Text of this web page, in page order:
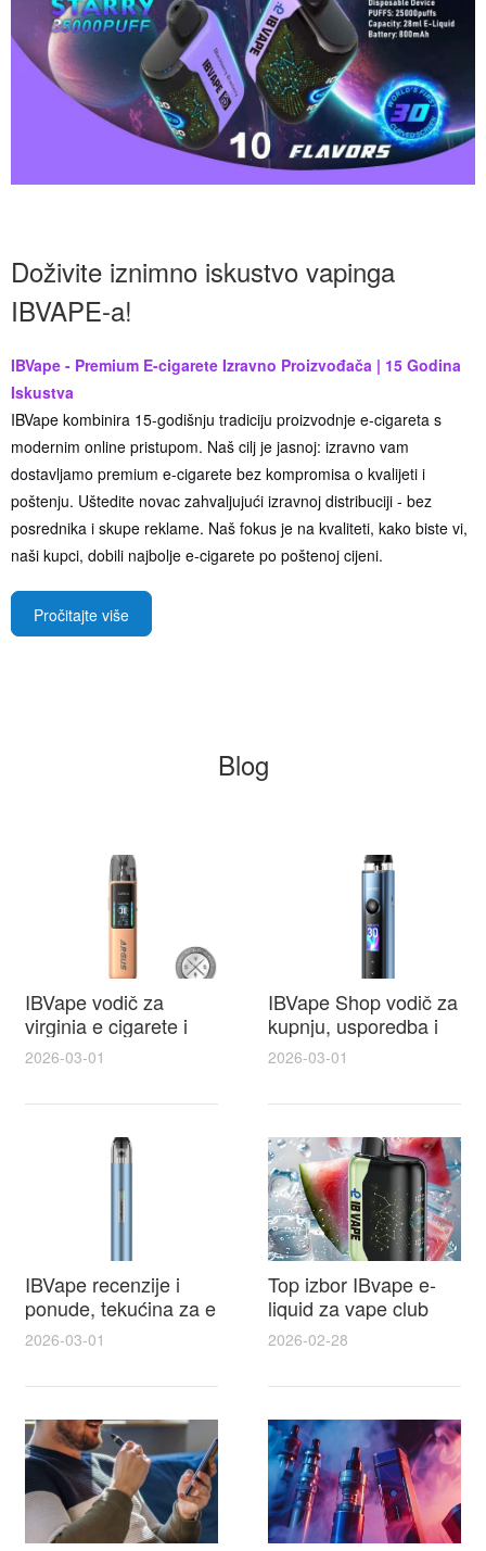
Doživite iznimno iskustvo vapinga
IBVAPE-a!
IBVape - Premium E-cigarete Izravno Proizvođača | 15 Godina
Iskustva
IBVape kombinira 15-godišnju tradiciju proizvodnje e-cigareta s
modernim online pristupom. Naš cilj je jasnoj: izravno vam
dostavljamo premium e-cigarete bez kompromisa o kvalijeti i
poštenju. Uštedite novac zahvaljujući izravnoj distribuciji - bez
posrednika i skupe reklame. Naš fokus je na kvaliteti, kako biste vi,
naši kupci, dobili najbolje e-cigarete po poštenoj cijeni.
Pročitajte više
Blog
IBVape vodič za
virginia e cigarete i
praktične recenzije
kupnje
2026-03-01
IBVape Shop vodič za
kupnju, usporedba i
savjeti oko e cigareta
ponudu
2026-03-01
IBVape recenzije i
ponude, tekućina za e
cigarete koju vrijedi
popuste
2026-03-01
Top izbor IBvape e-
liquid za vape club
članove i ekskluzivne
2026-02-28